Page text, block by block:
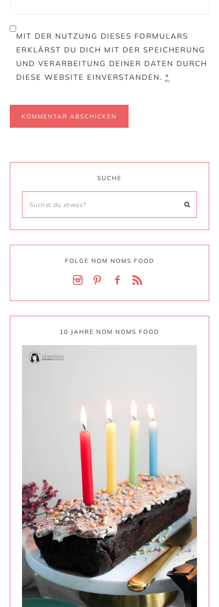
MIT DER NUTZUNG DIESES FORMULARS
ERKLÄRST DU DICH MIT DER SPEICHERUNG
UND VERARBEITUNG DEINER DATEN DURCH
DIESE WEBSITE EINVERSTANDEN. *
SUCHE
FOLGE NOM NOMS FOOD
10 JAHRE NOM NOMS FOOD